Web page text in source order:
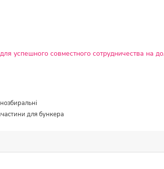
успешного совместного сотрудничества на
для бункера